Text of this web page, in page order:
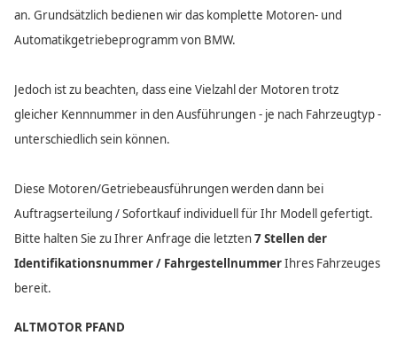
an. Grundsätzlich bedienen wir das komplette Motoren- und
Automatikgetriebeprogramm von BMW.
Jedoch ist zu beachten, dass eine Vielzahl der Motoren trotz
gleicher Kennnummer in den Ausführungen - je nach Fahrzeugtyp -
unterschiedlich sein können.
Diese Motoren/Getriebeausführungen werden dann bei
Auftragserteilung / Sofortkauf individuell für Ihr Modell gefertigt.
Bitte halten Sie zu Ihrer Anfrage die letzten7 Stellen der
Identifikationsnummer / FahrgestellnummerIhres Fahrzeuges
bereit.
ALTMOTOR PFAND